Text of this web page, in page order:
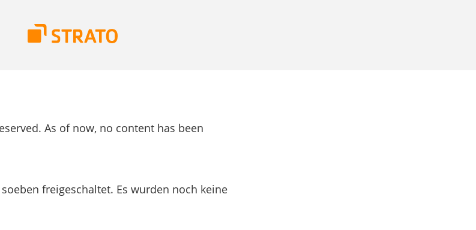
As of now, no content has been
freigeschaltet. Es wurden noch keine